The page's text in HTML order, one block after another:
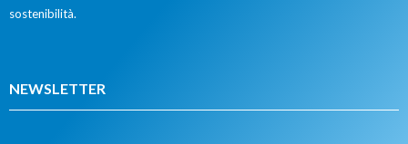
sostenibilità.
NEWSLETTER